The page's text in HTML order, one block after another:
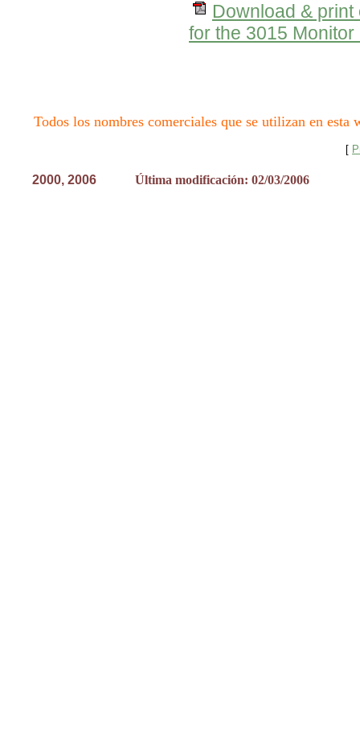
Download &
for the 3015
Todos los nombres comerciales que se utilizan en esta
[
2000, 2006 Última modificación: 02/03/2006